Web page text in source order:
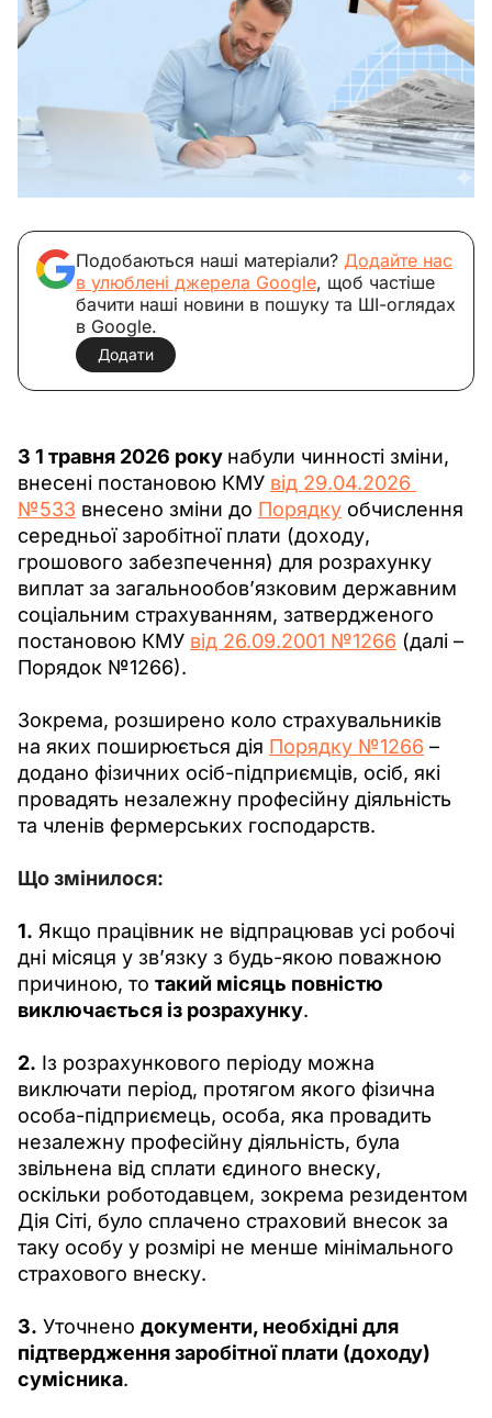
Подобаються наші матеріали? Додайте нас
в улюблені джерела Google, щоб частіше
бачити наші новини в пошуку та ШІ-оглядах
в Google.
Додати
З 1 травня 2026 року набули чинності зміни,
внесені постановою КМУ від 29.04.2026
№533 внесено зміни до Порядку обчислення
середньої заробітної плати (доходу,
грошового забезпечення) для розрахунку
виплат за загальнообов’язковим державним
соціальним страхуванням, затвердженого
постановою КМУ від 26.09.2001 №1266 (далі –
Порядок №1266).
Зокрема, розширено коло страхувальників
на яких поширюється дія Порядку №1266 –
додано фізичних осіб-підприємців, осіб, які
провадять незалежну професійну діяльність
та членів фермерських господарств.
Що змінилося:
1. Якщо працівник не відпрацював усі робочі
дні місяця у зв’язку з будь-якою поважною
причиною, то такий місяць повністю
виключається із розрахунку.
2. Із розрахункового періоду можна
виключати період, протягом якого фізична
особа-підприємець, особа, яка провадить
незалежну професійну діяльність, була
звільнена від сплати єдиного внеску,
оскільки роботодавцем, зокрема резидентом
Дія Сіті, було сплачено страховий внесок за
таку особу у розмірі не менше мінімального
страхового внеску.
3. Уточнено документи, необхідні для
підтвердження заробітної плати (доходу)
сумісника.